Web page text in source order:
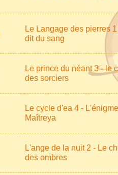
Le Langage des pierres
dit du sang
Le prince du néant 3 - le
des sorciers
Le cycle d'ea 4 -
Maîtreya
L'ange de la nuit 2 - Le
des ombres